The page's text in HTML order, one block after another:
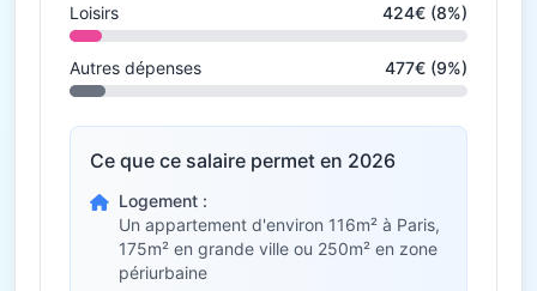
Loisirs 424€ (8%)
Autres dépenses 477€ (9%)
Ce que ce salaire permet en 2026
Logement :
Un appartement d'environ 116m² à Paris,
175m² en grande ville ou 250m² en zone
périurbaine